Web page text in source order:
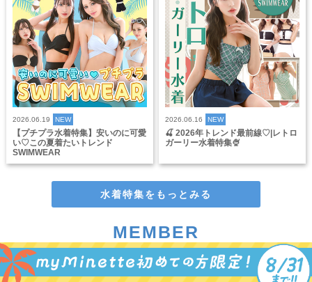
2026.06.19 NEW
【プチプラ水着特集】安いのに可愛
い♡この夏着たいトレンド
SWIMWEAR
2026.06.16 NEW
🍒 2026年トレンド最前線♡|レトロ
ガーリー水着特集🍨
水着特集をもっとみる
MEMBER